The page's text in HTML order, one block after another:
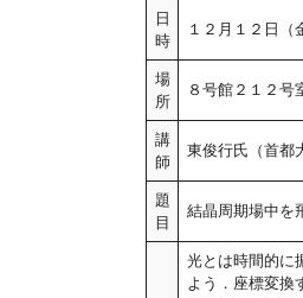
日
時
１２月１２日
場
所
８号館２１２号
講
師
東俊行氏（首都
題
目
結晶周期場中
光とは時間的に
よう．座標変換